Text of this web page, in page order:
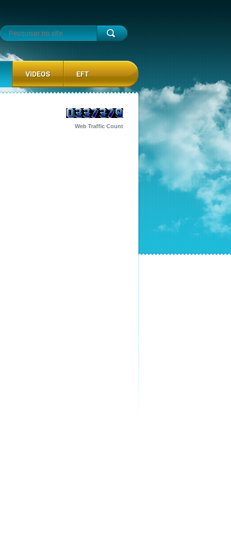
Web Traffic Count
VIDEOS EFT